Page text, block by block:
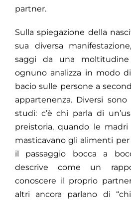
partner.
Sulla spiegazione della
sua diversa
saggi da una
ognuno analizza in modo
bacio sulle persone a
appartenenza. Diversi
studi: c’è chi parla di
preistoria, quando le
masticavano gli alimenti
il passaggio bocca a
descrive come un
conoscere il proprio
altri ancora parlano di